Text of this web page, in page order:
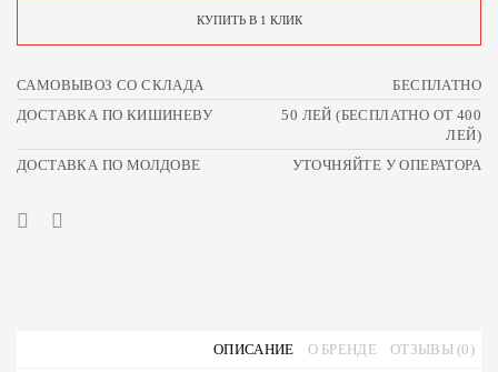
КУПИТЬ В 1 КЛИК
САМОВЫВОЗ СО СКЛАДА
БЕСПЛАТНО
ДОСТАВКА ПО КИШИНЕВУ
50 ЛЕЙ (БЕСПЛАТНО ОТ 400
ЛЕЙ)
ДОСТАВКА ПО МОЛДОВЕ
УТОЧНЯЙТЕ У ОПЕРАТОРА
ОПИСАНИЕ О БРЕНДЕ ОТЗЫВЫ (0)